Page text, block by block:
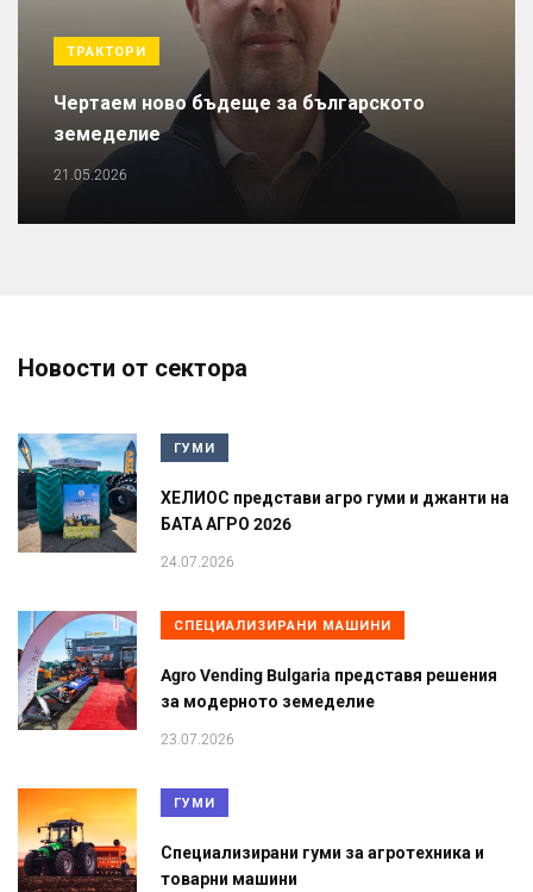
ТРАКТОРИ
Чертаем ново бъдеще за българското
земеделие
21.05.2026
Новости от сектора
ГУМИ
ХЕЛИОС представи агро гуми и джанти на
БАТА АГРО 2026
24.07.2026
СПЕЦИАЛИЗИРАНИ МАШИНИ
Agro Vending Bulgaria представя решения
за модерното земеделие
23.07.2026
ГУМИ
Специализирани гуми за агротехника и
товарни машини